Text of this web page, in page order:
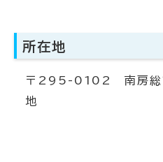
所在地
〒295-0102 南房総
地